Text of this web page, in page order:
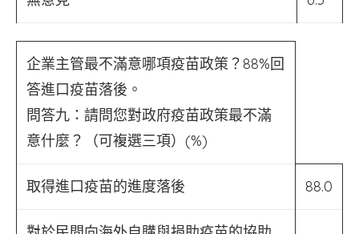
企業主管最不滿意哪項疫苗政策？88%回
答進口疫苗落後。
問答九：請問您對政府疫苗政策最不滿
意什麼？（可複選三項）(%)
取得進口疫苗的進度落後 88.0